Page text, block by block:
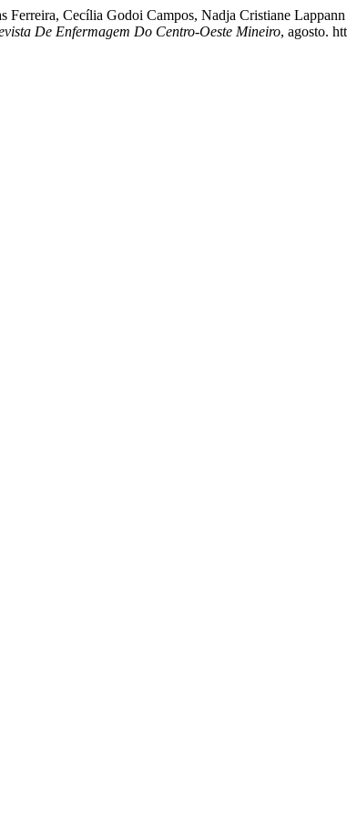
Ferreira, Cecília Godoi Campos, Nadja Cristiane
De Enfermagem Do Centro-Oeste Mineiro, agosto.